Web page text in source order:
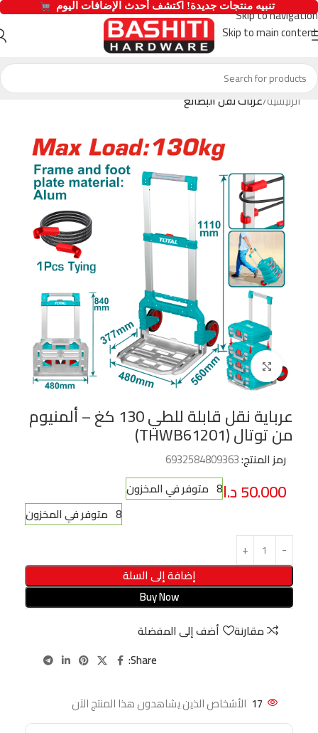
Skip to navigation
Skip to main content
الرئيسية عربات نقل البضائع
Click to enlarge
عرباية نقل قابلة للطي 130 كغ – ألمنيوم
من توتال (THWB61201)
رمز المنتج:6932584809363
50.000د.ا8 متوفر في المخزون
8 متوفر في المخزون
إضافة إلى السلة
Buy Now
مقارنة
أضف إلى المفضلة
Share:
17 الأشخاص الذين يشاهدون هذا المنتج الآن
  تنبيه منتجات جديدة! اكتشف أحدث الإضافات اليوم